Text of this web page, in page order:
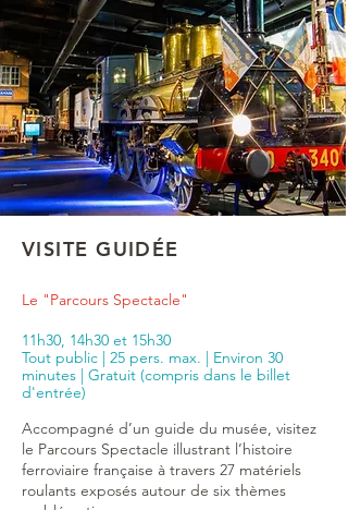
VISITEGUIDÉE
Le "Parcours Spectacle"
11h30, 14h30 et 15h30
Tout public | 25 pers. max. | Environ 30
minutes | Gratuit (compris dans le billet
d'entrée)
Accompagné d’un guide du musée, visitez
le Parcours Spectacle illustrant l’histoire
ferroviaire française à travers 27 matériels
roulants exposés autour de six thèmes